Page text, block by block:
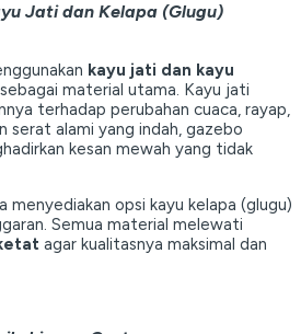
Jati dan Kelapa (Glugu)
kayu jati dan kayu
sebagai material utama. Kayu jati
terhadap perubahan cuaca, rayap,
serat alami yang indah, gazebo
kesan mewah yang tidak
menyediakan opsi kayu kelapa (glugu)
Semua material melewati
agar kualitasnya maksimal dan